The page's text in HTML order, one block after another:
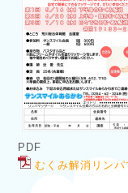
PDF
むくみ解消リン